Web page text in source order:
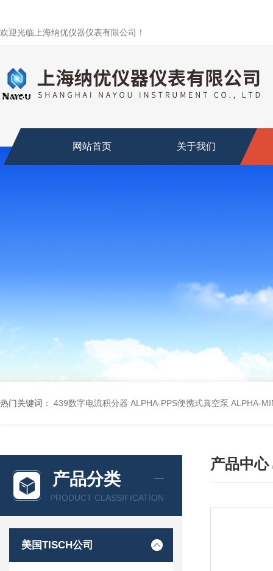
欢迎光临上海纳优仪器仪表有限公司！
网站首页 关于我们
热门关键词： 439数字电流积分器 ALPHA-PPS便携式真空泵 ALPHA-
产品分类
PRODUCT CLASSIFICATION
美国TISCH公司
产品中心